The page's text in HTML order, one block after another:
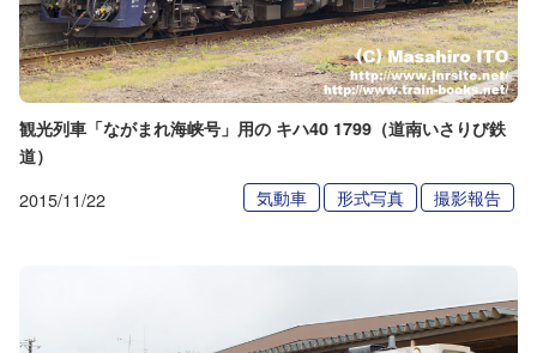
観光列車「ながまれ海峡号」用の キハ40 1799（道南いさりび鉄
道）
2015/11/22 気動車 形式写真 撮影報告